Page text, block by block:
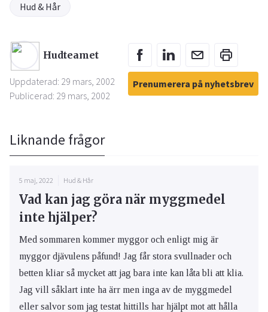
Hud & Hår
Hudteamet
Uppdaterad: 29 mars, 2002
Publicerad: 29 mars, 2002
Prenumerera på nyhetsbrev
Liknande frågor
5 maj, 2022 Hud & Hår
Vad kan jag göra när myggmedel
inte hjälper?
Med sommaren kommer myggor och enligt mig är
myggor djävulens påfund! Jag får stora svullnader och
betten kliar så mycket att jag bara inte kan låta bli att klia.
Jag vill såklart inte ha ärr men inga av de myggmedel
eller salvor som jag testat hittills har hjälpt mot att hålla